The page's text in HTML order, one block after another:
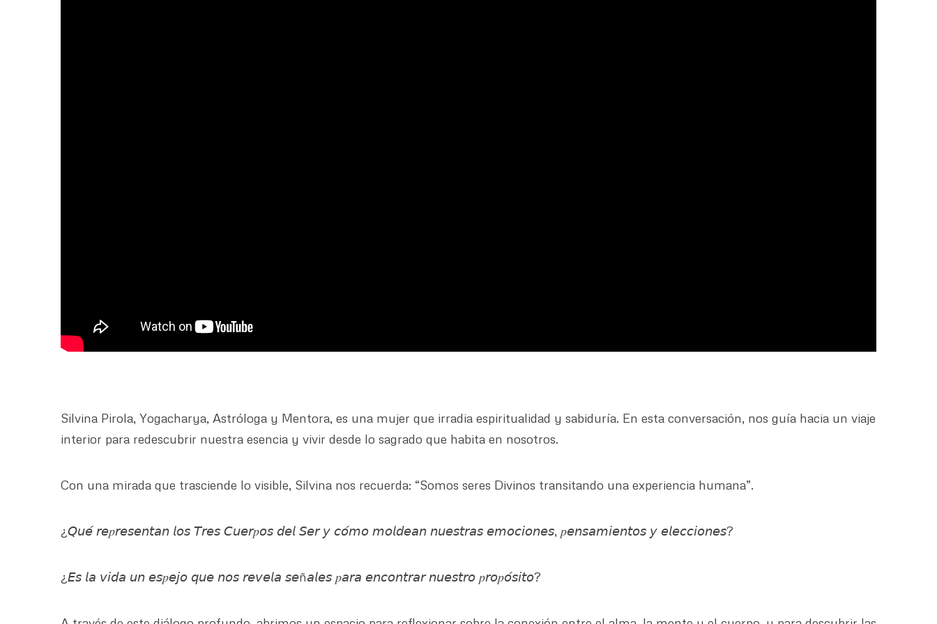
Silvina Pirola, Yogacharya, Astróloga y Mentora, es una mujer que irradia espiritualidad y sabiduría. En esta conversación, nos guía hacia un viaje
interior para redescubrir nuestra esencia y vivir desde lo sagrado que habita en nosotros.
Con una mirada que trasciende lo visible, Silvina nos recuerda: “Somos seres Divinos transitando una experiencia humana”.
¿𝘘𝘶𝘦́ 𝘳𝘦𝑝𝘳𝘦𝘴𝘦𝘯𝘵𝘢𝘯 𝘭𝘰𝘴 𝘛𝘳𝘦𝘴 𝘊𝘶𝘦𝘳𝑝𝘰𝘴 𝘥𝘦𝘭 𝘚𝘦𝘳 𝘺 𝘤𝘰́𝘮𝘰 𝘮𝘰𝘭𝘥𝘦𝘢𝘯 𝘯𝘶𝘦𝘴𝘵𝘳𝘢𝘴 𝘦𝘮𝘰𝘤𝘪𝘰𝘯𝘦𝘴, 𝑝𝘦𝘯𝘴𝘢𝘮𝘪𝘦𝘯𝘵𝘰𝘴 𝘺 𝘦𝘭𝘦𝘤𝘤𝘪𝘰𝘯𝘦𝘴?
¿𝘌𝘴 𝘭𝘢 𝘷𝘪𝘥𝘢 𝘶𝘯 𝘦𝘴𝑝𝘦𝘫𝘰 𝘲𝘶𝘦 𝘯𝘰𝘴 𝘳𝘦𝘷𝘦𝘭𝘢 𝘴𝘦ñ𝘢𝘭𝘦𝘴 𝑝𝘢𝘳𝘢 𝘦𝘯𝘤𝘰𝘯𝘵𝘳𝘢𝘳 𝘯𝘶𝘦𝘴𝘵𝘳𝘰 𝑝𝘳𝘰𝑝𝘰́𝘴𝘪𝘵𝘰?